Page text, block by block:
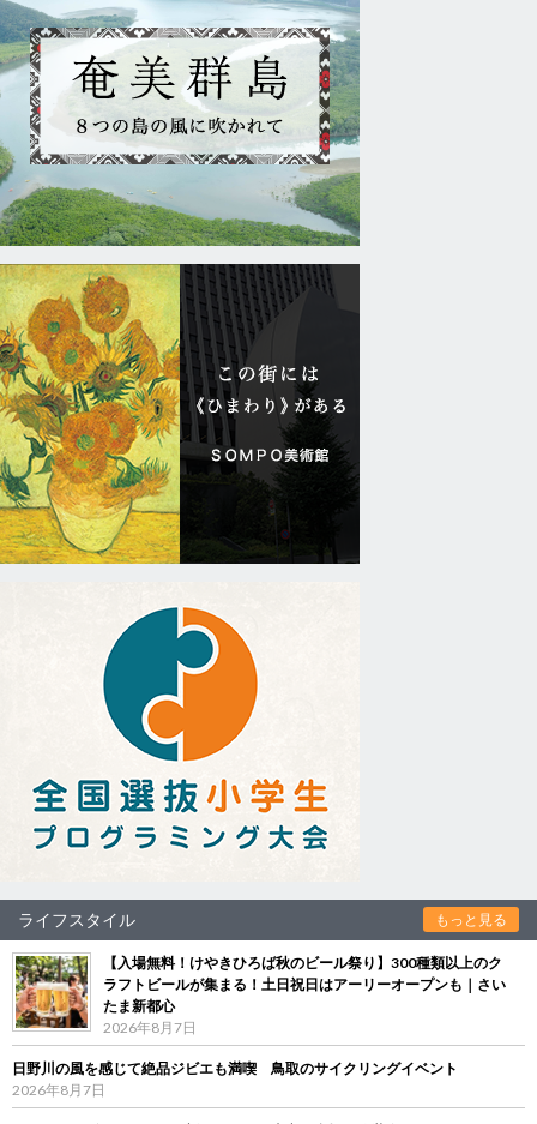
ライフスタイル もっと見る
【入場無料！けやきひろば秋のビール祭り】300種類以上のク
ラフトビールが集まる！土日祝日はアーリーオープンも｜さい
たま新都心
2026年8月7日
日野川の風を感じて絶品ジビエも満喫 鳥取のサイクリングイベント
2026年8月7日